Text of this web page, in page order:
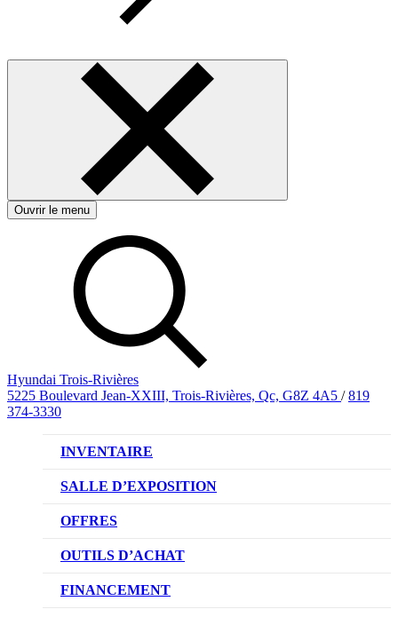
Ouvrir le menu
Hyundai Trois-Rivières
5225 Boulevard Jean-XXIII, Trois-Rivières, Qc, G8Z 4A5 / 819
374-3330
INVENTAIRE
VÉHICULES NEUFS
VÉHICULES D’OCCASION
SALLE D’EXPOSITION
OFFRES
OFFRE DE VÉHICULES NEUFS
OFFRES DU CONCESSIONNAIRE
OUTILS D’ACHAT
CL!QUEZ ET ACHETEZ HYUNDAI
FINANCEMENT